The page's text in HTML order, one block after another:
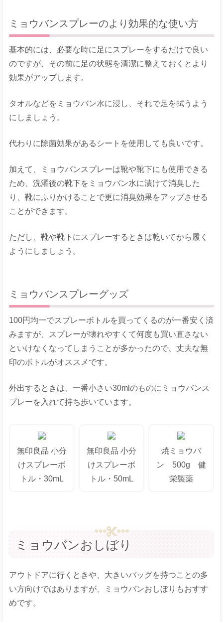
ミョウバンスプレーのより効果的な使い方
基本的には、必要な時に足にスプレーをするだけで良い
のですが、その前に足の状態を清潔に整えておくとより
効果がアップします。
タオルなどをミョウバン水に浸し、それで足を拭うよう
にしましょう。
代わりに除菌効果があるシートを使用しても良いです。
加えて、ミョウバンスプレーは靴や靴下にも使用できる
ため、洗濯後の靴下をミョウバン水に漬けて消臭した
り、靴にふりかけることで更に消臭効果をアップさせる
ことができます。
ただし、靴や靴下にスプレーするときは乾いてから履く
ようにしましょう。
ミョウバンスプレーグッズ
100円均一でスプレーボトルを買ってくるのが一番安く済
みますが、スプレーが壊れやすくて何度も買い直さない
といけなくなってしまうことが多かったので、丈夫な無
印のボトルがオススメです。
外出するときは、一番小さい30mlのものにミョウバンス
プレーを入れて持ち歩いています。
無印良品 小分
けスプレーボ
トル・30mL
無印良品 小分
けスプレーボ
トル・50mL
焼ミョウバ
ン 500g 健
栄製薬
ミョウバンおしぼり
アウトドアに行くときや、大きいバッグを持つことの多
い方向けではありますが、ミョウバンおしぼりもおすす
めです。